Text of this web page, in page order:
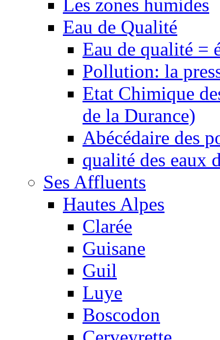
Les zones humides
Eau de Qualité
Eau de qualité =
Pollution: la
Etat Chimique
de la Durance)
Abécédaire des
qualité des eaux
Ses Affluents
Hautes Alpes
Clarée
Guisane
Guil
Luye
Boscodon